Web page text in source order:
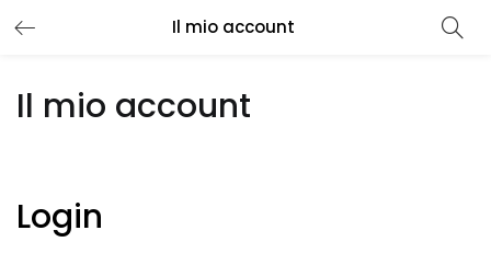
Il mio account
Il mio account
Login